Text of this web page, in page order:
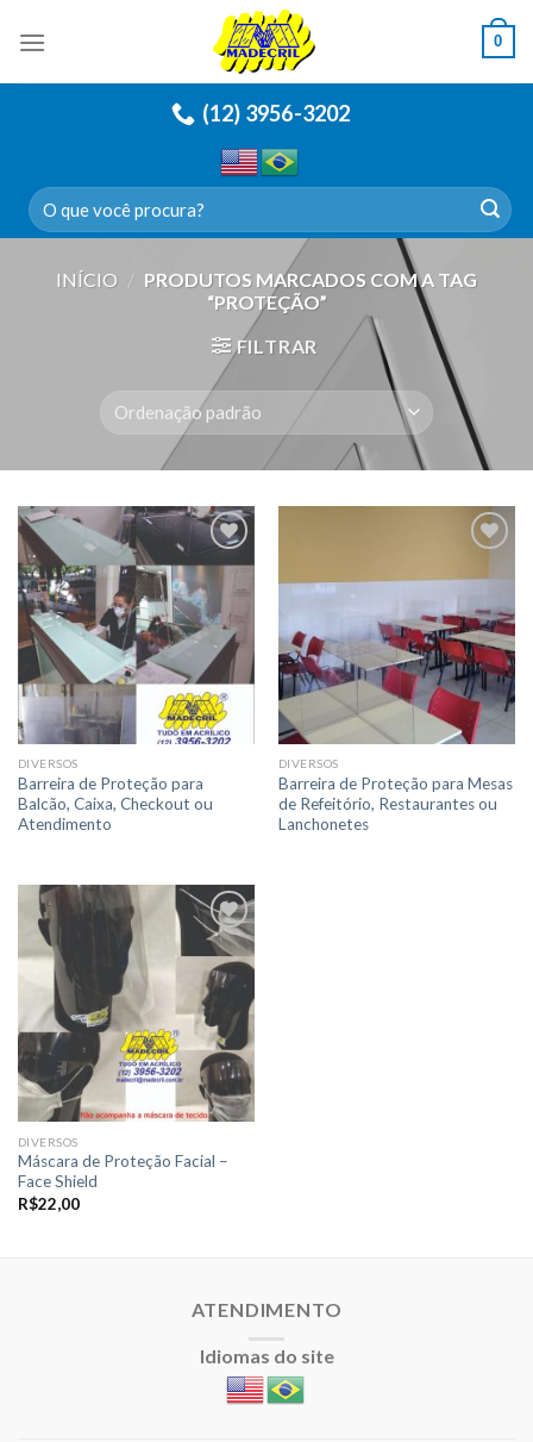
0
(12) 3956-3202
Pesquisar
por:
INÍCIO / PRODUTOS MARCADOS COM A TAG
“PROTEÇÃO”
FILTRAR
Adicionar
a lista de
desejos
DIVERSOS
Barreira de Proteção para
Balcão, Caixa, Checkout ou
Atendimento
Adicionar
a lista de
desejos
DIVERSOS
Barreira de Proteção para Mesas
de Refeitório, Restaurantes ou
Lanchonetes
Adicionar
a lista de
desejos
DIVERSOS
Máscara de Proteção Facial –
Face Shield
R$22,00
ATENDIMENTO
Idiomas do site